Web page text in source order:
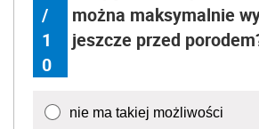
/
1
0
można maksymalnie
jeszcze przed
nie ma takiej możliwości